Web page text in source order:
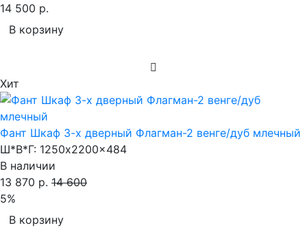
14 500 р.
В корзину
Хит
Фант Шкаф 3-х дверный Флагман-2 венге/дуб млечный
Ш*В*Г: 1250x2200x484
В наличии
13 870 р. 14 600
5%
В корзину